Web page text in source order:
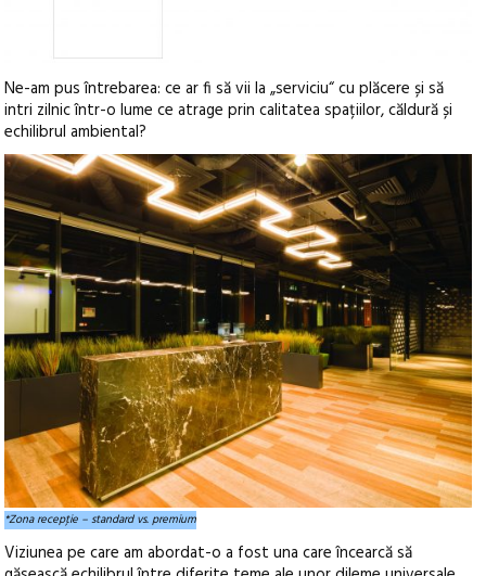
Ne-am pus întrebarea: ce ar fi să vii la „serviciu“ cu plăcere și să
intri zilnic într-o lume ce atrage prin calitatea spațiilor, căldură și
echilibrul ambiental?
*Zona recepţie – standard vs. premium
Viziunea pe care am abordat-o a fost una care încearcă să